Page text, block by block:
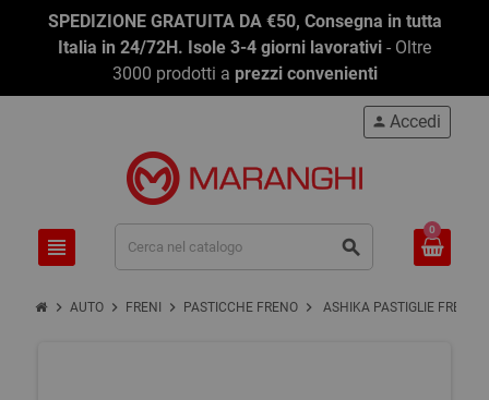
SPEDIZIONE GRATUITA DA €50, Consegna in tutta
Italia in 24/72H. Isole 3-4 giorni lavorativi - Oltre
3000 prodotti a prezzi convenienti
view_headline search
person Accedi
0
chevron_right AUTO chevron_right FRENI chevron_right PASTICCHE FRENO chevron_right ASHIKA PASTIGLIE FRENO